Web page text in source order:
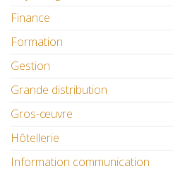
Finance
Formation
Gestion
Grande distribution
Gros-œuvre
Hôtellerie
Information communication